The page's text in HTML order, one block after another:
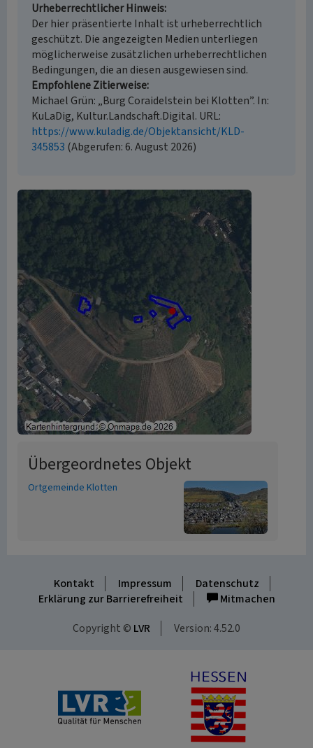
Urheberrechtlicher Hinweis
Der hier präsentierte Inhalt ist urheberrechtlich
geschützt. Die angezeigten Medien unterliegen
möglicherweise zusätzlichen urheberrechtlichen
Bedingungen, die an diesen ausgewiesen sind.
Empfohlene Zitierweise
Michael Grün: „Burg Coraidelstein bei Klotten”. In:
KuLaDig, Kultur.Landschaft.Digital. URL:
https://www.kuladig.de/Objektansicht/KLD-
345853 (Abgerufen: 6. August 2026)
Übergeordnetes Objekt
Ortgemeinde Klotten
Kontakt Impressum
Datenschutz
Erklärung zur Barrierefreiheit
Mitmachen
Copyright © LVR Version: 4.52.0